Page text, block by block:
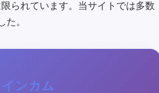
られています。当サイトでは多数
。
ンカム